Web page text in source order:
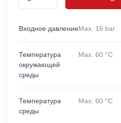
Входное давлениеMax. 16 bar
Температура
окружающей
среды
Max. 60 °C
Температура
среды
Max. 60 °C